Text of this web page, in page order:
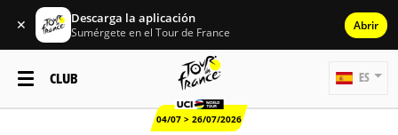
✕ Descarga la aplicación
Sumérgete en el Tour de France Abrir
CLUB
04/07 > 26/07/2026
ES